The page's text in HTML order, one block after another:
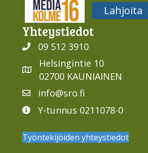
Media316
Lahjoita
Yhteys­tiedot
09 512 3910
Helsingintie 10
02700 KAUNIAINEN
info@sro.fi
Y-tunnus 0211078-0
Työntekijöiden yhteystiedot